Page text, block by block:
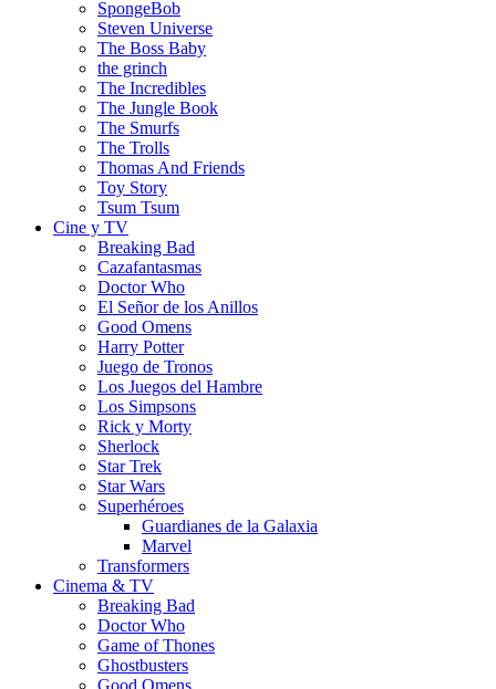
SpongeBob
Steven Universe
The Boss Baby
the grinch
The Incredibles
The Jungle Book
The Smurfs
The Trolls
Thomas And Friends
Toy Story
Tsum Tsum
Cine y TV
Breaking Bad
Cazafantasmas
Doctor Who
El Señor de los Anillos
Good Omens
Harry Potter
Juego de Tronos
Los Juegos del Hambre
Los Simpsons
Rick y Morty
Sherlock
Star Trek
Star Wars
Superhéroes
Guardianes de la Galaxia
Marvel
Transformers
Cinema & TV
Breaking Bad
Doctor Who
Game of Thones
Ghostbusters
Good Omens